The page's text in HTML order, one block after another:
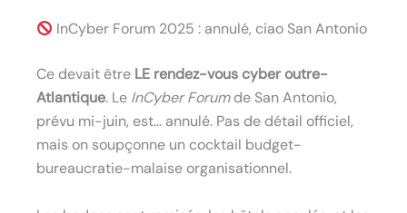
InCyber Forum 2025 : annulé, ciao San Antonio
Ce devait être LE rendez-vous cyber outre-
Atlantique. Le InCyber Forumde San Antonio,
prévu mi-juin, est… annulé. Pas de détail officiel,
mais on soupçonne un cocktail budget-
bureaucratie-malaise organisationnel.